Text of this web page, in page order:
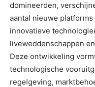
domineerden,
aantal nieuwe
innovatieve
liveweddenschappen
Deze ontwikkeling
technologische
regelgeving,